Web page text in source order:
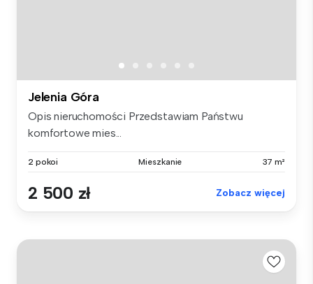
Jelenia Góra
Opis nieruchomości Przedstawiam Państwu
komfortowe mies...
2 pokoi Mieszkanie 37 m²
2 500 zł Zobacz więcej